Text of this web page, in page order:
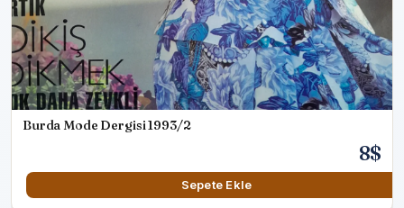
Burda Mode Dergisi 1993/2
8$
Sepete Ekle